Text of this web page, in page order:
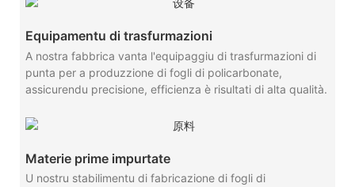
Equipamentu di trasfurmazioni
A nostra fabbrica vanta l'equipaggiu di trasfurmazioni di
punta per a produzzione di fogli di policarbonate,
assicurendu precisione, efficienza è risultati di alta qualità.
Materie prime impurtate
U nostru stabilimentu di fabricazione di fogli di